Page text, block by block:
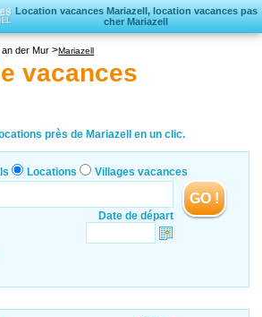
Location vacances Mariazell, location vacances pas
cher Mariazell
Locations vacances
an der Mur Mariazell
vacances
près de Mariazell en un clic.
Locations Villages vacances
Date de départ
GO !